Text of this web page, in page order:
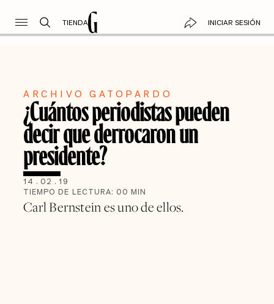
TIENDA INICIAR SESIÓN
ARCHIVO GATOPARDO
¿Cuántos periodistas pueden
decir que derrocaron un
presidente?
14 . 02 . 19
TIEMPO DE LECTURA: 00 MIN
Carl Bernstein es uno de ellos.